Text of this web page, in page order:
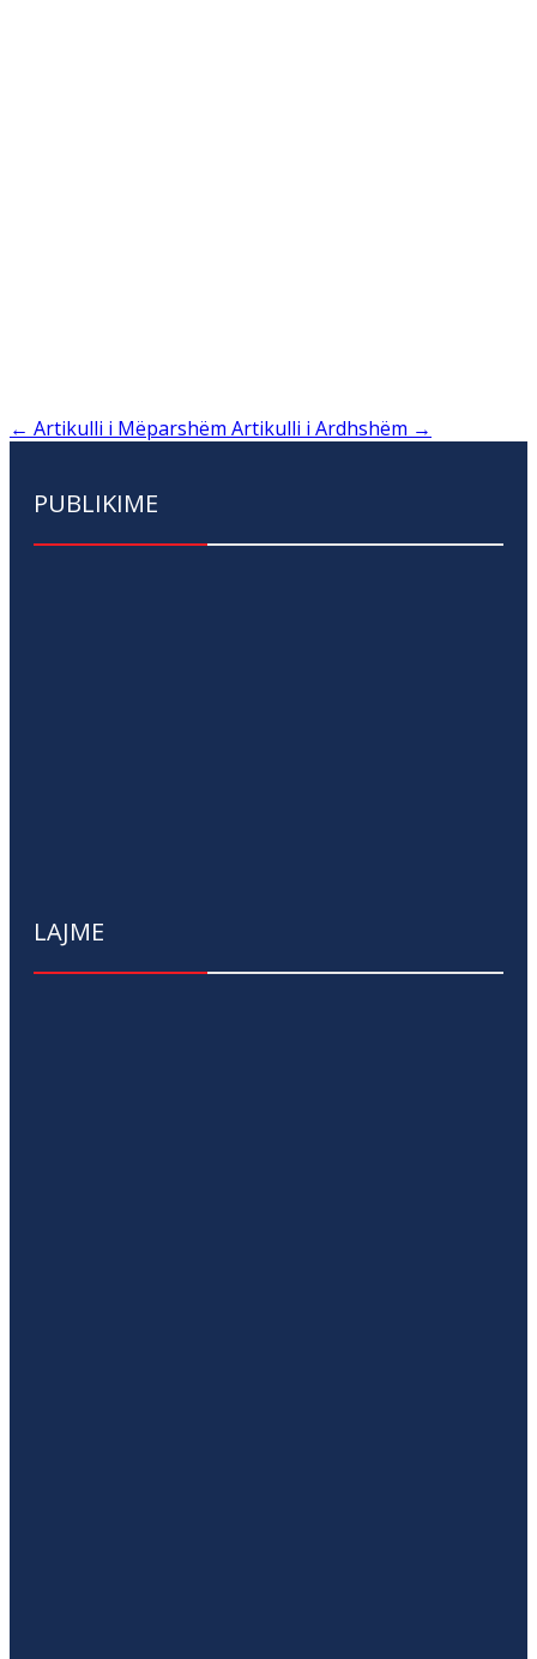
← Artikulli i Mëparshëm Artikulli i Ardhshëm →
PUBLIKIME
LAJME